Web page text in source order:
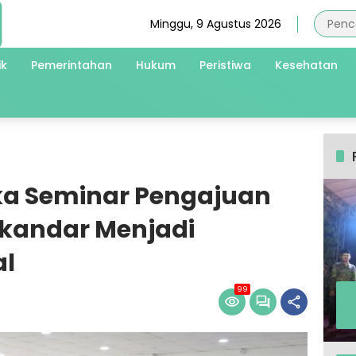
Minggu, 9 Agustus 2026
Pemerintahan Hukum Peristiwa Kesehatan
Seminar Pengajuan
Menjadi
99